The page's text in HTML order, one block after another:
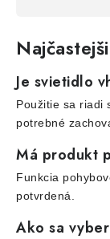
Je svietidlo
Použitie sa riadi
potrebné
Má produkt
Funkcia
potvrdená.
Ako sa